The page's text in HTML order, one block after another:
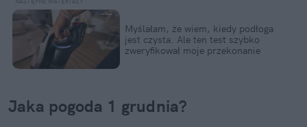
Myślałam, że wiem, kiedy podłoga
jest czysta. Ale ten test szybko
zweryfikował moje przekonanie
Jaka pogoda 1 grudnia?